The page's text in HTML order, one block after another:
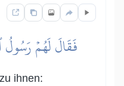
فَقَالَ لَهُمۡ رَسُولُ
ihnen: